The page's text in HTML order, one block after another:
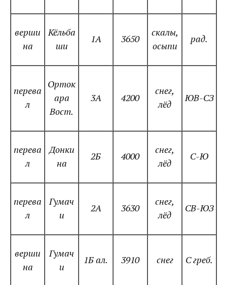
верши
на
Кёльба
ши
1А 3650
скалы,
осыпи
рад.
перева
л
Орток
ара
Вост.
3А 4200
снег,
лёд
ЮВ-СЗ
перева
л
Донки
на
2Б 4000
снег,
лёд
С-Ю
перева
л
Гумач
и
2А 3630
снег,
лёд
СВ-ЮЗ
верши
на
Гумач
и
1Б ал. 3910 снег С греб.